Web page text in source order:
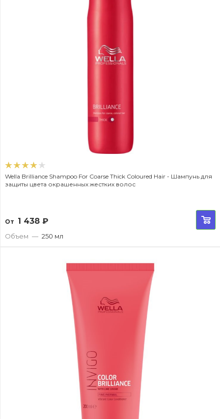
Wella Brilliance Shampoo For Coarse Thick Coloured Hair - Шампунь для
защиты цвета окрашенных жестких волос
От 1 438 ₽
Объем — 250 мл